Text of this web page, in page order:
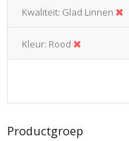
Kwaliteit Glad Linnen
Kleur Rood
Productgroep